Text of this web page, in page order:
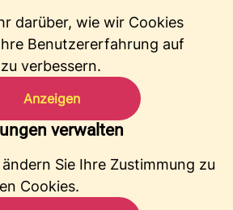
darüber, wie wir Cookies
Benutzererfahrung auf
verbessern.
Anzeigen
verwalten
Sie Ihre Zustimmung zu
Cookies.